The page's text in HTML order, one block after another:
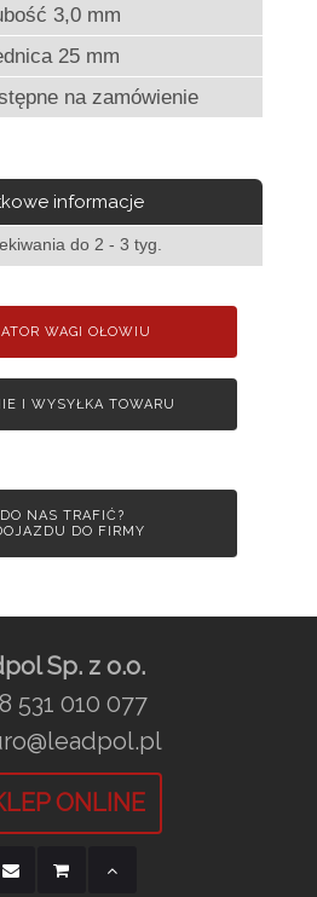
3,0 mm
25 mm
na zamówienie
informacje
do 2 - 3 tyg.
WAGI OŁOWIU
I WYSYŁKA TOWARU
NAS TRAFIĆ?
DO FIRMY
Sp. z o.o.
531 010 077
ONLINE